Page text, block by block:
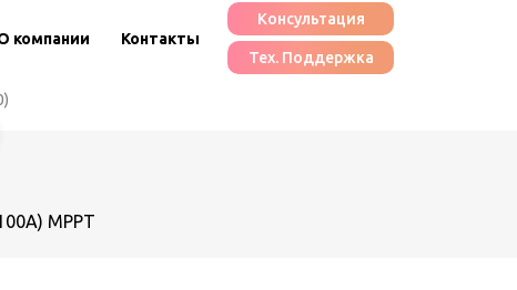
Консультация
Тех. Поддержка
компании Контакты
MPPT